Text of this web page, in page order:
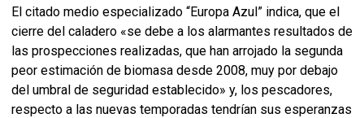
El citado medio especializado “Europa Azul” indica, que el
cierre del caladero «se debe a los alarmantes resultados de
las prospecciones realizadas, que han arrojado la segunda
peor estimación de biomasa desde 2008, muy por debajo
del umbral de seguridad establecido» y, los pescadores,
respecto a las nuevas temporadas tendrían sus esperanzas